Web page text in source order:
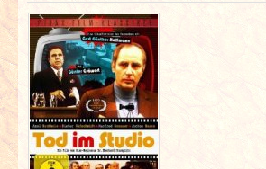
BERICHTE
VERLOSUNGEN
INTERVIEWS